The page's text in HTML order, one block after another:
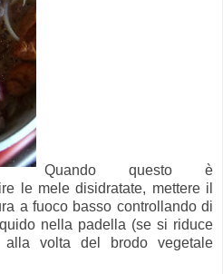
Quando questo è
le mele disidratate, mettere il
a fuoco basso controllando di
nella padella (se si riduce
alla volta del brodo vegetale